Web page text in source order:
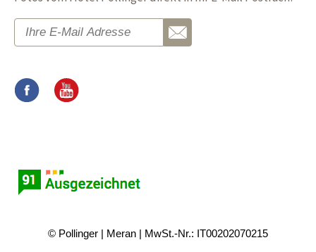
© Pollinger Meran MwSt.-Nr.: IT00202070215